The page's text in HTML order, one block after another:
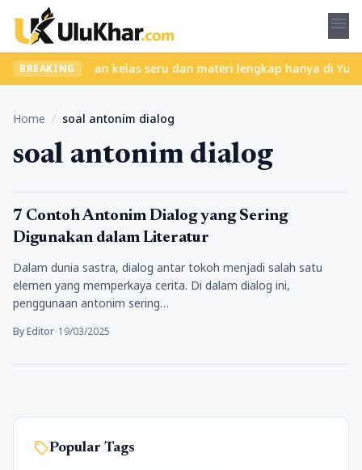
menu
BREAKING
Temukan kelas seru dan materi lengkap hanya di
Home / soal antonim dialog
soal antonim dialog
Pendidikan
7 Contoh Antonim Dialog yang Sering
Digunakan dalam Literatur
Dalam dunia sastra, dialog antar tokoh menjadi salah satu
elemen yang memperkaya cerita. Di dalam dialog ini,
penggunaan antonim sering…
By Editor•19/03/2025
sellPopular Tags